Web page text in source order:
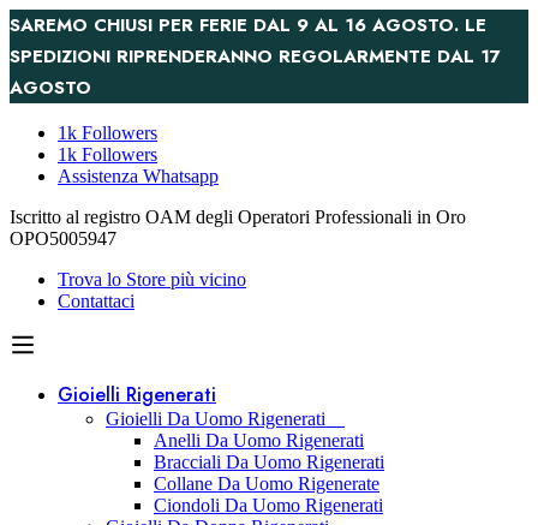
SAREMO CHIUSI PER FERIE DAL 9 AL 16 AGOSTO. LE
SPEDIZIONI RIPRENDERANNO REGOLARMENTE DAL 17
AGOSTO
1k Followers
1k Followers
Assistenza Whatsapp
Iscritto al registro OAM degli Operatori Professionali in Oro
OPO5005947
Trova lo Store più vicino
Contattaci
Gioielli Rigenerati
Gioielli Da Uomo Rigenerati
Anelli Da Uomo Rigenerati
Bracciali Da Uomo Rigenerati
Collane Da Uomo Rigenerate
Ciondoli Da Uomo Rigenerati